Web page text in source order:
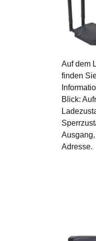
Auf dem
finden
Blick:
Adresse.